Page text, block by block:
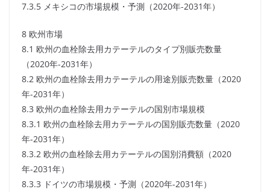
7.3.5 メキシコの市場規模・予測（2020年-2031年）
8 欧州市場
8.1 欧州の血栓除去用カテーテルのタイプ別販売数量
（2020年-2031年）
8.2 欧州の血栓除去用カテーテルの用途別販売数量（2020
年-2031年）
8.3 欧州の血栓除去用カテーテルの国別市場規模
8.3.1 欧州の血栓除去用カテーテルの国別販売数量（2020
年-2031年）
8.3.2 欧州の血栓除去用カテーテルの国別消費額（2020
年-2031年）
8.3.3 ドイツの市場規模・予測（2020年-2031年）